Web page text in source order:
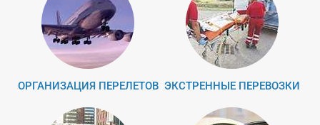
ОРГАНИЗАЦИЯ ПЕРЕЛЕТОВ ЭКСТРЕННЫЕ ПЕРЕВОЗКИ